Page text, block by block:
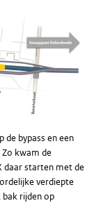
de bypass en een
kwam de
daar starten met de
verdiepte
bak rijden op